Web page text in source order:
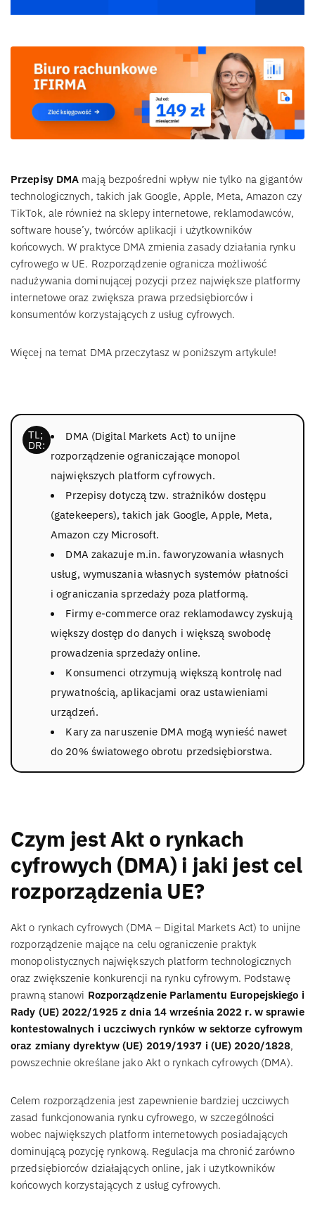
Przepisy DMA mają bezpośredni wpływ nie tylko na gigantów
technologicznych, takich jak Google, Apple, Meta, Amazon czy
TikTok, ale również na sklepy internetowe, reklamodawców,
software house’y, twórców aplikacji i użytkowników
końcowych. W praktyce DMA zmienia zasady działania rynku
cyfrowego w UE. Rozporządzenie ogranicza możliwość
nadużywania dominującej pozycji przez największe platformy
internetowe oraz zwiększa prawa przedsiębiorców i
konsumentów korzystających z usług cyfrowych.
Więcej na temat DMA przeczytasz w poniższym artykule!
DMA (Digital Markets Act) to unijne
rozporządzenie ograniczające monopol
największych platform cyfrowych.
Przepisy dotyczą tzw. strażników dostępu
(gatekeepers), takich jak Google, Apple, Meta,
Amazon czy Microsoft.
DMA zakazuje m.in. faworyzowania własnych
usług, wymuszania własnych systemów płatności
i ograniczania sprzedaży poza platformą.
Firmy e-commerce oraz reklamodawcy zyskują
większy dostęp do danych i większą swobodę
prowadzenia sprzedaży online.
Konsumenci otrzymują większą kontrolę nad
prywatnością, aplikacjami oraz ustawieniami
urządzeń.
Kary za naruszenie DMA mogą wynieść nawet
do 20% światowego obrotu przedsiębiorstwa.
Czym jest Akt o rynkach
cyfrowych (DMA) i jaki jest cel
rozporządzenia UE?
Akt o rynkach cyfrowych (DMA – Digital Markets Act) to unijne
rozporządzenie mające na celu ograniczenie praktyk
monopolistycznych największych platform technologicznych
oraz zwiększenie konkurencji na rynku cyfrowym. Podstawę
prawną stanowi Rozporządzenie Parlamentu Europejskiego i
Rady (UE) 2022/1925 z dnia 14 września 2022 r. w sprawie
kontestowalnych i uczciwych rynków w sektorze cyfrowym
oraz zmiany dyrektyw (UE) 2019/1937 i (UE) 2020/1828,
powszechnie określane jako Akt o rynkach cyfrowych (DMA).
Celem rozporządzenia jest zapewnienie bardziej uczciwych
zasad funkcjonowania rynku cyfrowego, w szczególności
wobec największych platform internetowych posiadających
dominującą pozycję rynkową. Regulacja ma chronić zarówno
przedsiębiorców działających online, jak i użytkowników
końcowych korzystających z usług cyfrowych.